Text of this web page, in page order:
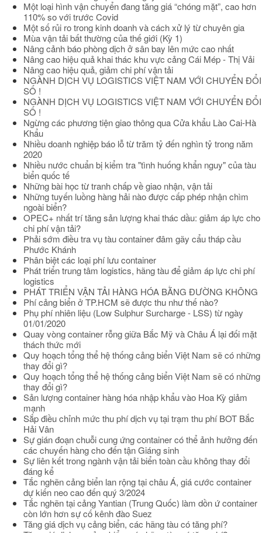
Một loại hình vận chuyển đang tăng giá “chóng mặt”, cao hơn
110% so với trước Covid
Một số rủi ro trong kinh doanh và cách xử lý từ chuyên gia
Mùa vận tải bất thường của thế giới (Kỳ 1)
Nâng cảnh báo phòng dịch ở sân bay lên mức cao nhất
Nâng cao hiệu quả khai thác khu vực cảng Cái Mép - Thị Vải
Nâng cao hiệu quả, giảm chi phí vận tải
NGÀNH DỊCH VỤ LOGISTICS VIỆT NAM VỚI CHUYỂN ĐỔI
SỐ !
NGÀNH DỊCH VỤ LOGISTICS VIỆT NAM VỚI CHUYỂN ĐỔI
SỐ !
Ngừng các phương tiện giao thông qua Cửa khẩu Lào Cai-Hà
Khẩu
Nhiều doanh nghiệp báo lỗ từ trăm tỷ đến nghìn tỷ trong năm
2020
Nhiều nước chuẩn bị kiểm tra "tình huống khẩn nguy" của tàu
biển quốc tế
Những bài học từ tranh chấp về giao nhận, vận tải
Những tuyến luồng hàng hải nào được cấp phép nhận chìm
ngoài biển?
OPEC+ nhất trí tăng sản lượng khai thác dầu: giảm áp lực cho
chi phí vận tải?
Phải sớm điều tra vụ tàu container đâm gãy cẩu tháp cầu
Phước Khánh
Phân biệt các loại phí lưu container
Phát triển trung tâm logistics, hãng tàu để giảm áp lực chi phí
logistics
PHÁT TRIỂN VẬN TẢI HÀNG HÓA BẰNG ĐƯỜNG KHÔNG
Phí cảng biển ở TP.HCM sẽ được thu như thế nào?
Phụ phí nhiên liệu (Low Sulphur Surcharge - LSS) từ ngày
01/01/2020
Quay vòng container rỗng giữa Bắc Mỹ và Châu Á lại đối mặt
thách thức mới
Quy hoạch tổng thể hệ thống cảng biển Việt Nam sẽ có những
thay đổi gì?
Quy hoạch tổng thể hệ thống cảng biển Việt Nam sẽ có những
thay đổi gì?
Sản lượng container hàng hóa nhập khẩu vào Hoa Kỳ giảm
mạnh
Sắp điều chỉnh mức thu phí dịch vụ tại trạm thu phí BOT Bắc
Hải Vân
Sự gián đoạn chuỗi cung ứng container có thể ảnh hưởng đến
các chuyến hàng cho đến tận Giáng sinh
Sự liên kết trong ngành vận tải biển toàn cầu không thay đổi
đáng kể
Tắc nghẽn cảng biển lan rộng tại châu Á, giá cước container
dự kiến neo cao đến quý 3/2024
Tắc nghẽn tại cảng Yantian (Trung Quốc) làm dồn ứ container
còn lớn hơn sự cố kênh đào Suez
Tăng giá dịch vụ cảng biển, các hãng tàu có tăng phí?